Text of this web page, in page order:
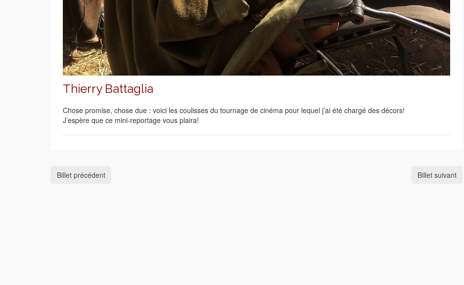
Thierry Battaglia
Chose promise, chose due : voici les coulisses du tournage de cinéma pour lequel j’ai été chargé des décors!
J’espère que ce mini-reportage vous plaira!
Billet précédent Billet suivant